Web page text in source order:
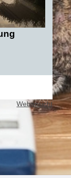
Webansicht